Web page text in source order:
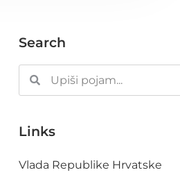
Search
Links
Vlada Republike Hrvatske